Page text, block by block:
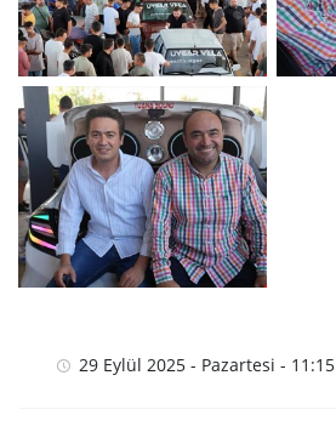
29 Eylül 2025 - Pazartesi - 11:15